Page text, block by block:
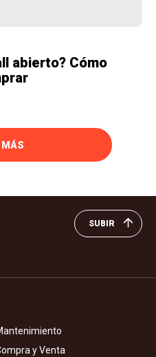
abierto? Cómo
MÁS
SUBIR
y Venta